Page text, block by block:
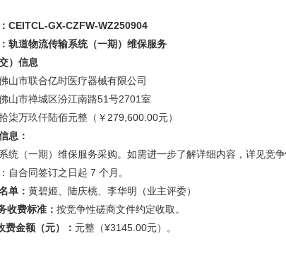
CEITCL-GX-CZFW-WZ250904
轨道物流传输系统（一期）维保服务
）信息
山市联合亿时医疗器械有限公司
山市禅城区汾江南路51号2701室
柒万玖仟陆佰元整（￥279,600.00元）
息：
统（一期）维保服务采购。如需进一步了解详细内容，详见竞争
自合同签订之日起 7 个月。
单： 黄碧姬、陆庆桃、李华明（业主评委）
收费标准： 按竞争性磋商文件约定收取。
费金额（元）： 元整（¥3145.00元）。